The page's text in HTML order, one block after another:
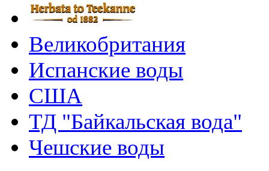
Великобритания
Испанские воды
США
ТД "Байкальская вода"
Чешские воды